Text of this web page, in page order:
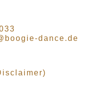
dance.de